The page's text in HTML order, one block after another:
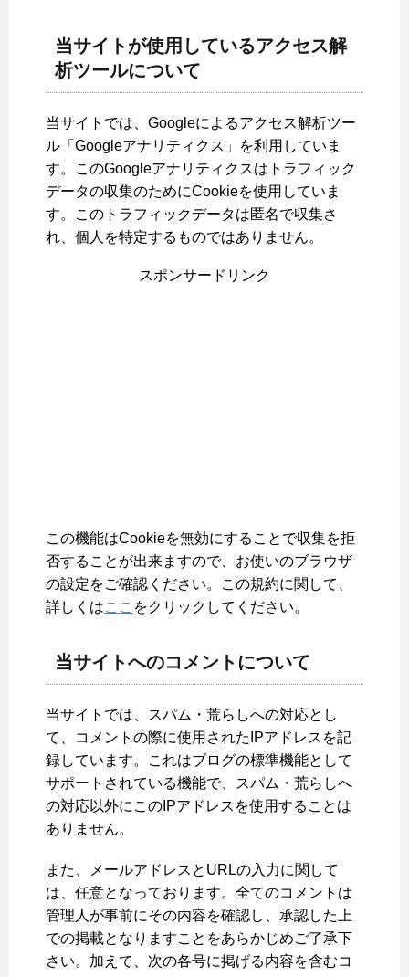
当サイトが使用しているアクセス解
析ツールについて
当サイトでは、Googleによるアクセス解析ツー
ル「Googleアナリティクス」を利用していま
す。このGoogleアナリティクスはトラフィック
データの収集のためにCookieを使用していま
す。このトラフィックデータは匿名で収集さ
れ、個人を特定するものではありません。
スポンサードリンク
この機能はCookieを無効にすることで収集を拒
否することが出来ますので、お使いのブラウザ
の設定をご確認ください。この規約に関して、
詳しくはここ をクリックしてください。
当サイトへのコメントについて
当サイトでは、スパム・荒らしへの対応とし
て、コメントの際に使用されたIPアドレスを記
録しています。これはブログの標準機能として
サポートされている機能で、スパム・荒らしへ
の対応以外にこのIPアドレスを使用することは
ありません。
また、メールアドレスとURLの入力に関して
は、任意となっております。全てのコメントは
管理人が事前にその内容を確認し、承認した上
での掲載となりますことをあらかじめご了承下
さい。加えて、次の各号に掲げる内容を含むコ